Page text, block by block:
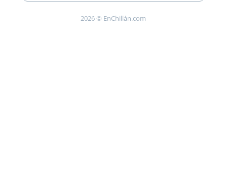
2026 © EnChillán.com